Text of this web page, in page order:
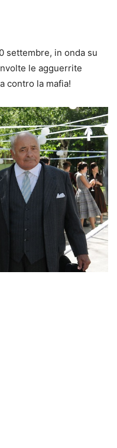
settembre, in onda su
le agguerrite
contro la mafia!